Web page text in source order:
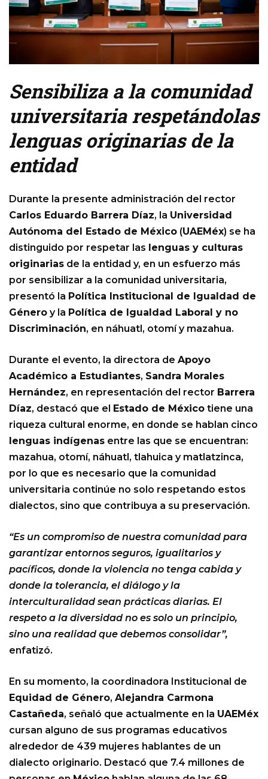
Sensibiliza a la comunidad
universitaria respetándolas
lenguas originarias de la
entidad
Durante la presente administración del rector
Carlos Eduardo Barrera Díaz, la Universidad
Autónoma del Estado de México (UAEMéx) se ha
distinguido por respetar las lenguas y culturas
originarias de la entidad y, en un esfuerzo más
por sensibilizar a la comunidad universitaria,
presentó la Política Institucional de Igualdad de
Género y la Política de Igualdad Laboral y no
Discriminación, en náhuatl, otomí y mazahua.
Durante el evento, la directora de Apoyo
Académico a Estudiantes, Sandra Morales
Hernández, en representación del rector Barrera
Díaz, destacó que el Estado de México tiene una
riqueza cultural enorme, en donde se hablan cinco
lenguas indígenas entre las que se encuentran:
mazahua, otomí, náhuatl, tlahuica y matlatzinca,
por lo que es necesario que la comunidad
universitaria continúe no solo respetando estos
dialectos, sino que contribuya a su preservación.
“Es un compromiso de nuestra comunidad para
garantizar entornos seguros, igualitarios y
pacíficos, donde la violencia no tenga cabida y
donde la tolerancia, el diálogo y la
interculturalidad sean prácticas diarias. El
respeto a la diversidad no es solo un principio,
sino una realidad que debemos consolidar”,
enfatizó.
En su momento, la coordinadora Institucional de
Equidad de Género, Alejandra Carmona
Castañeda, señaló que actualmente en la UAEMéx
cursan alguno de sus programas educativos
alrededor de 439 mujeres hablantes de un
dialecto originario. Destacó que 7.4 millones de